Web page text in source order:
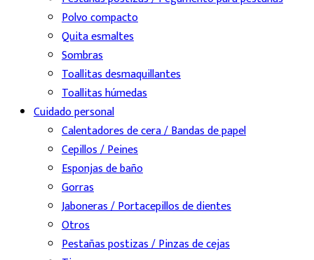
Polvo compacto
Quita esmaltes
Sombras
Toallitas desmaquillantes
Toallitas húmedas
Cuidado personal
Calentadores de cera / Bandas de papel
Cepillos / Peines
Esponjas de baño
Gorras
Jaboneras / Portacepillos de dientes
Otros
Pestañas postizas / Pinzas de cejas